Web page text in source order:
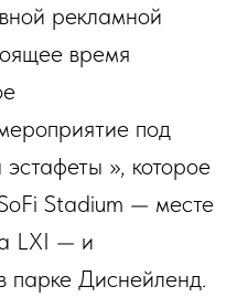
рекламной
время
под
», которое
Stadium — месте
LXI — и
парке Диснейленд.